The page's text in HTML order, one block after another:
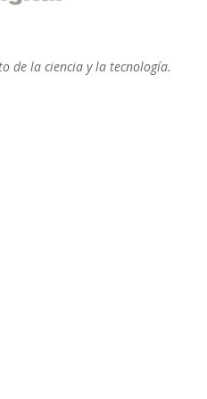
de la ciencia y la tecnología.